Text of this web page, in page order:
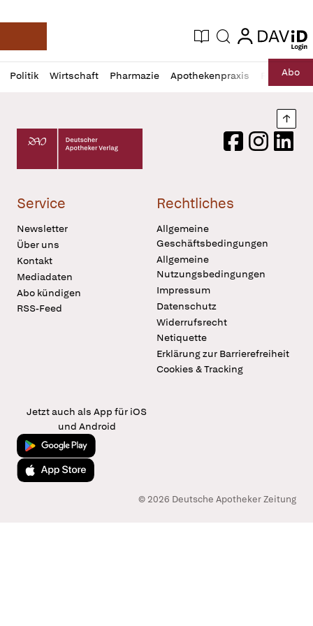
Deutsche Apotheker Zeitung
Aktuelle Ausgabe
Suche login
login
Politik Wirtschaft Pharmazie Apothekenpraxis RechtAbo
Profil
öffnen
Daz
Pur
Deutscher Apotheker Verlag Logo
FacebookInstagram
Service
Newsletter
Über uns
Kontakt
Mediadaten
Abo kündigen
RSS-Feed
Rechtliches
Allgemeine
Geschäftsbedingungen
Allgemeine
Nutzungsbedingungen
Impressum
Datenschutz
Widerrufsrecht
Netiquette
Erklärung zur Barrierefreiheit
Cookies & Tracking
Jetzt auch als App für iOS
und Android
Jetzt bei Google Play
Laden im App Store
© 2026 Deutsche Apotheker Zeitung